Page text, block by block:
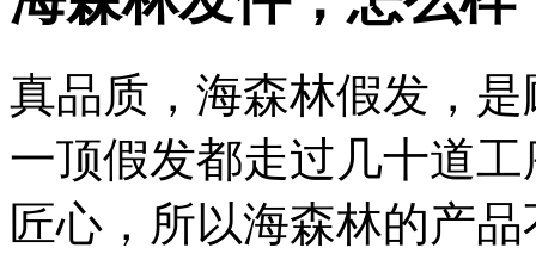
真品质，海森林假发，
一顶假发都走过几十道
匠心，所以海森林的产